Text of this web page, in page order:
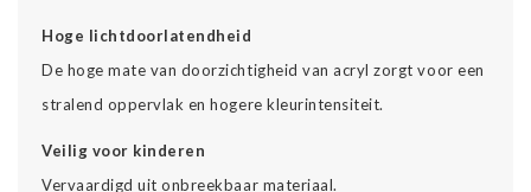
Hoge lichtdoorlatendheid
De hoge mate van doorzichtigheid van acryl zorgt voor een
stralend oppervlak en hogere kleurintensiteit.
Veilig voor kinderen
Vervaardigd uit onbreekbaar materiaal.